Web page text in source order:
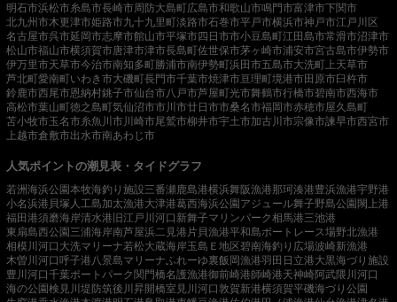
明石市浜松市糸島市長崎市周防大島町広島市和歌山市鳴門市富津市下関市
北九州市木更津市姫路市九十九里町淡路市石巻市平戸市横浜市神戸市江戸川区
名古屋市呉市延岡市志摩市館山市平塚市四日市市小豆島町江田島市常滑市沼津市
松山市福山市横須賀市唐津市津市長島町佐世保市茅ヶ崎市浦安市宮古島市伊勢市
伊万里市天草市今治市南知多町勝浦市南伊勢町浜田市五島市大洗町 上天草市
芦北町愛南町いわき市大磯町長門市千葉市焼津市亘理町境港市田原市臼杵市
鈴鹿市西尾市恩納村銚子市仙台市八戸市芦屋町光市舞鶴市行橋市碧南市西海市
高松市葉山町徳之島町気仙沼市市川市廿日市市桑名市福岡市赤穂市屋久島町
苫小牧市玉名市糸魚川市 川崎市尾鷲市柳井市宇土市加古川市宗像市諫早市西宮市
上越市倉敷市出水市南あわじ市
人気ポイントの潮見表・タイドグラフ
若洲海浜公園本牧海釣り施設三番瀬 鹿島港横浜舞阪漁港那珂湊港豊浜漁港宇野港
小名浜港 貝塚人工島加太漁港大津港葛西海浜公園アジュール舞子野島公園閖上港
福田港須磨海岸清水港 旧江戸川河口 新舞子マリンパーク相馬港三池港
東扇島西公園三浦海岸南芦屋浜二見港 片貝漁港平和島ボートレース場野北漁港
相模川河口 大洗マリーナ若松大蔵海岸玉島Ｅ地区碧南海釣り広場波崎新漁港
木曽川河口呼子港 八景島マリーナふれーゆ裏飯岡漁港羽田 日立港大黒海づり施設
豊川河口千葉ポートパーク関門橋名護漁港御前崎港師崎港天神崎阿武隈川河口
海の公園検見川堤防筑後川昇開橋室見川河口敦賀新港横須賀平磯海づり公園